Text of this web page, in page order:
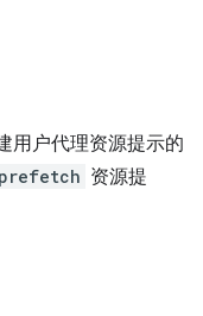
用户代理资源提示的
资源提